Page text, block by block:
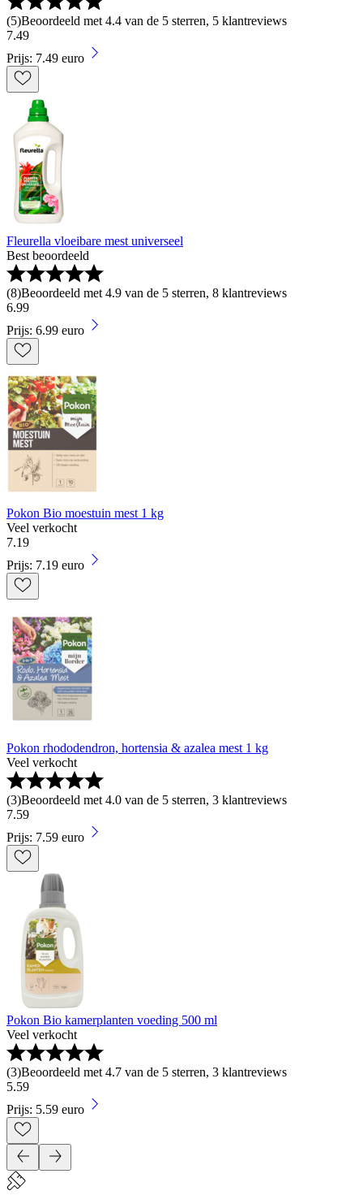
(5)Beoordeeld met 4.4 van de 5 sterren, 5 klantreviews
7.49
Prijs: 7.49 euro
Fleurella vloeibare mest universeel
Best beoordeeld
(8)Beoordeeld met 4.9 van de 5 sterren, 8 klantreviews
6.99
Prijs: 6.99 euro
Pokon Bio moestuin mest 1 kg
Veel verkocht
7.19
Prijs: 7.19 euro
Pokon rhododendron, hortensia & azalea mest 1 kg
Veel verkocht
(3)Beoordeeld met 4.0 van de 5 sterren, 3 klantreviews
7.59
Prijs: 7.59 euro
Pokon Bio kamerplanten voeding 500 ml
Veel verkocht
(3)Beoordeeld met 4.7 van de 5 sterren, 3 klantreviews
5.59
Prijs: 5.59 euro